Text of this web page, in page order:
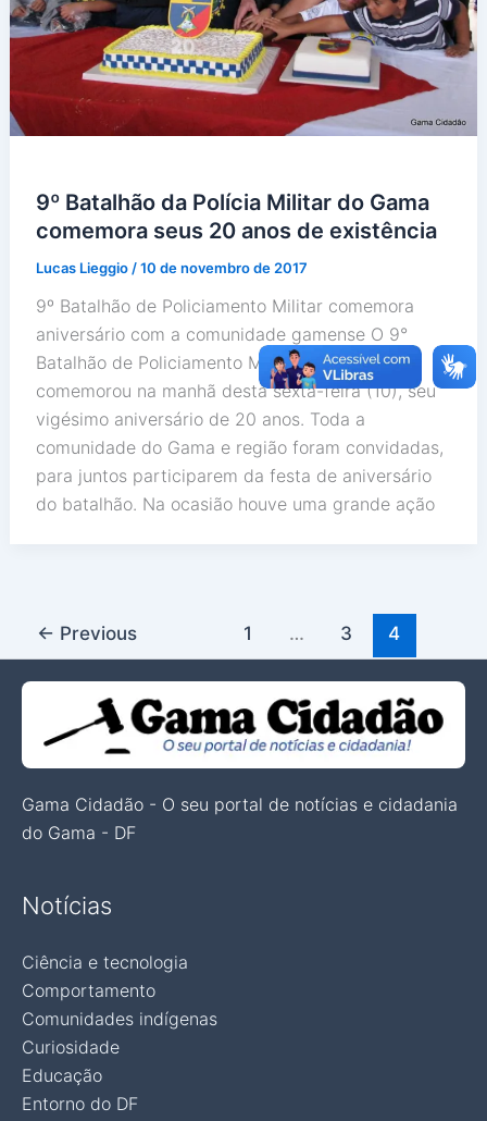
9º Batalhão da Polícia Militar do Gama
comemora seus 20 anos de existência
Lucas Lieggio/10 de novembro de 2017
9º Batalhão de Policiamento Militar comemora
aniversário com a comunidade gamense O 9°
Batalhão de Policiamento Militar do Gama-DF
comemorou na manhã desta sexta-feira (10), seu
vigésimo aniversário de 20 anos. Toda a
comunidade do Gama e região foram convidadas,
para juntos participarem da festa de aniversário
do batalhão. Na ocasião houve uma grande ação
← Previous 1 … 3 4
Gama Cidadão - O seu portal de notícias e cidadania
do Gama - DF
Notícias
Ciência e tecnologia
Comportamento
Comunidades indígenas
Curiosidade
Educação
Entorno do DF